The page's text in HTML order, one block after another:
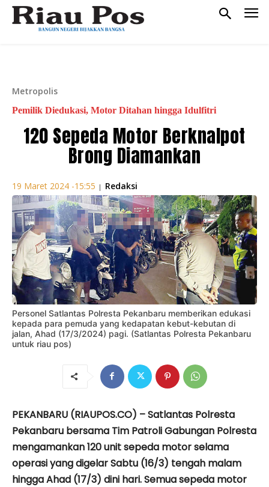
Metropolis
Pemilik Diedukasi, Motor Ditahan hingga Idulfitri
120 Sepeda Motor Berknalpot
Brong Diamankan
19 Maret 2024 -15:55 | Redaksi
Personel Satlantas Polresta Pekanbaru memberikan edukasi
kepada para pemuda yang kedapatan kebut-kebutan di
jalan, Ahad (17/3/2024) pagi. (Satlantas Polresta Pekanbaru
untuk riau pos)
PEKANBARU (RIAUPOS.CO) – Satlantas Polresta
Pekanbaru bersama Tim Patroli Gabungan Polresta
mengamankan 120 unit sepeda motor selama
operasi yang digelar Sabtu (16/3) tengah malam
hingga Ahad (17/3) dini hari. Semua sepeda motor